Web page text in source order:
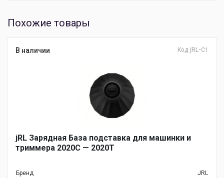
Похожие товары
В наличии Код jRL-C1
jRL Зарядная База подставка для машинки и
триммера 2020С — 2020T
Бренд
JRL